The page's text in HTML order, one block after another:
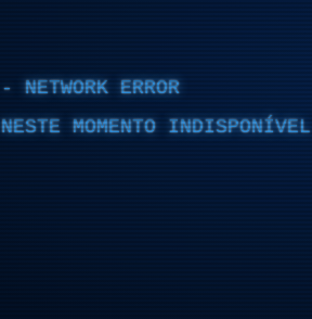
ERROR
MOMENTO INDISPONÍVEL